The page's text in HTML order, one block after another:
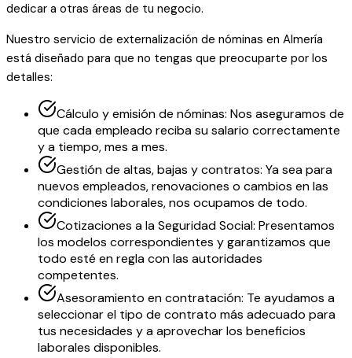
dedicar a otras áreas de tu negocio.
Nuestro servicio de externalización de nóminas en Almería
está diseñado para que no tengas que preocuparte por los
detalles:
Cálculo y emisión de nóminas: Nos aseguramos de
que cada empleado reciba su salario correctamente
y a tiempo, mes a mes.
Gestión de altas, bajas y contratos: Ya sea para
nuevos empleados, renovaciones o cambios en las
condiciones laborales, nos ocupamos de todo.
Cotizaciones a la Seguridad Social: Presentamos
los modelos correspondientes y garantizamos que
todo esté en regla con las autoridades
competentes.
Asesoramiento en contratación: Te ayudamos a
seleccionar el tipo de contrato más adecuado para
tus necesidades y a aprovechar los beneficios
laborales disponibles.